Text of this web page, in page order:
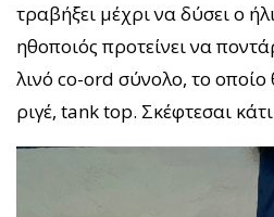
τραβήξει μέχρι να δύσει ο
ηθοποιός προτείνει να
λινό co-ord σύνολο, το
ριγέ, tank top. Σκέφτεσαι